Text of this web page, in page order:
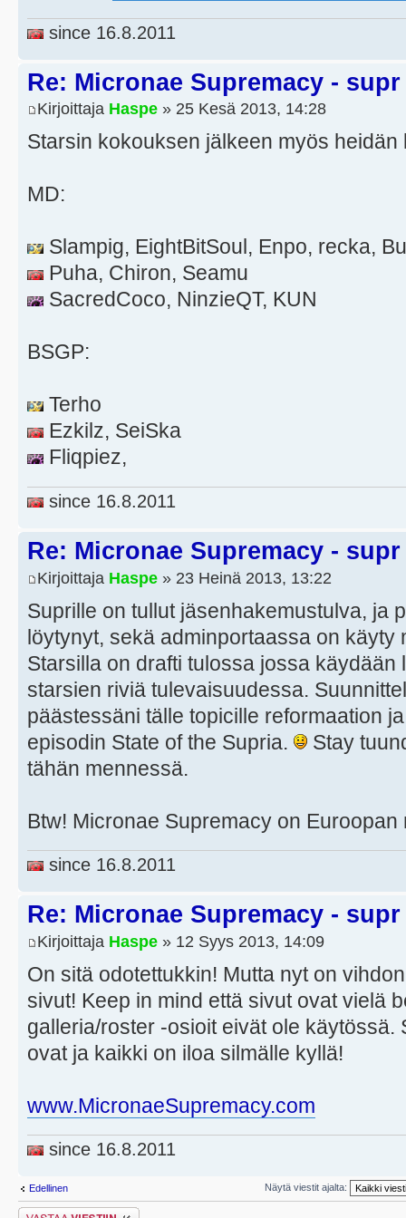
since 16.8.2011
Re: Micronae Supremacy - supr
Kirjoittaja Haspe » 25 Kesä 2013, 14:28
Starsin kokouksen jälkeen myös heidän
MD:
Slampig, EightBitSoul, Enpo, recka,
Puha, Chiron, Seamu
SacredCoco, NinzieQT, KUN
BSGP:
Terho
Ezkilz, SeiSka
Fliqpiez,
since 16.8.2011
Re: Micronae Supremacy - supr
Kirjoittaja Haspe » 23 Heinä 2013, 13:22
Suprille on tullut jäsenhakemustulva, ja
löytynyt, sekä adminportaassa on käyty
Starsilla on drafti tulossa jossa käydään
starsien riviä tulevaisuudessa.
päästessäni tälle topicille reformaation
episodin State of the Supria.
Stay
tähän mennessä.
Btw! Micronae Supremacy on
since 16.8.2011
Re: Micronae Supremacy - supr
Kirjoittaja Haspe » 12 Syys 2013, 14:09
On sitä odotettukkin! Mutta nyt on
sivut! Keep in mind että sivut ovat vielä
galleria/roster -osioit eivät ole käytössä.
ovat ja kaikki on iloa silmälle kyllä!
www.MicronaeSupremacy.com
since 16.8.2011
Edellinen Näytä viestit ajalta:
Lähetä vastaus